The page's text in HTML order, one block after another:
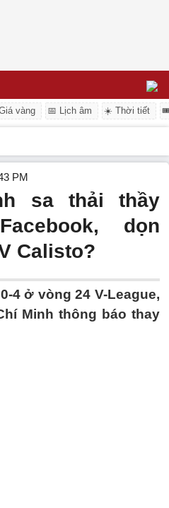
vàng 📅 Lịch âm ☀️ Thời tiết
PM
sa thải thầy
dọn
Calisto?
4 ở vòng 24 V-League,
Minh thông báo thay